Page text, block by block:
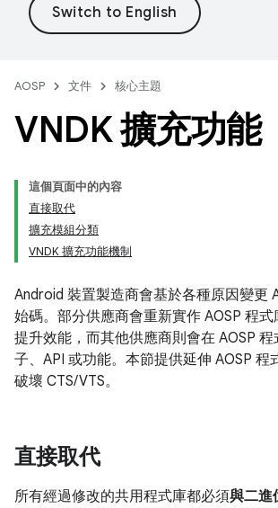
AOSP 文件 核心主題
VNDK 擴充功能
這個頁面中的內容
直接取代
擴充模組分類
VNDK 擴充功能機制
Android 裝置製造商會基於各種原因變更
始碼。部分供應商會重新實作 AOSP 程
提升效能，而其他供應商則會在 AOSP
子、API 或功能。本節提供延伸 AOSP 程
破壞 CTS/VTS。
直接取代
所有經過修改的共用程式庫都必須與二進